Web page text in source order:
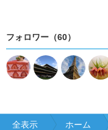
フォロワー（60）
全表示 ホーム